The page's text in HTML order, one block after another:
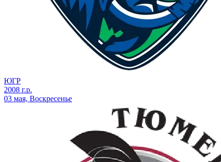
ЮГР
2008 г.р.
03 мая, Воскресенье